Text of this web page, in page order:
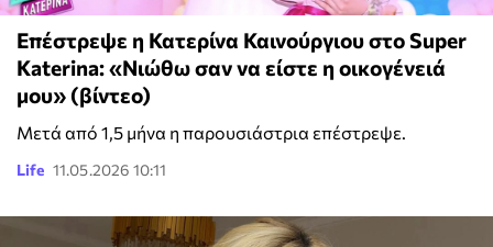
Επέστρεψε η Κατερίνα Καινούργιου στο Super
Katerina: «Νιώθω σαν να είστε η οικογένειά
μου» (βίντεο)
Μετά από 1,5 μήνα η παρουσιάστρια επέστρεψε.
Life 11.05.2026 10:11